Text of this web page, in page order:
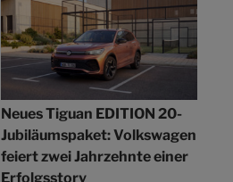
Neues Tiguan EDITION 20-
Jubiläumspaket: Volkswagen
feiert zwei Jahrzehnte einer
Erfolgsstory